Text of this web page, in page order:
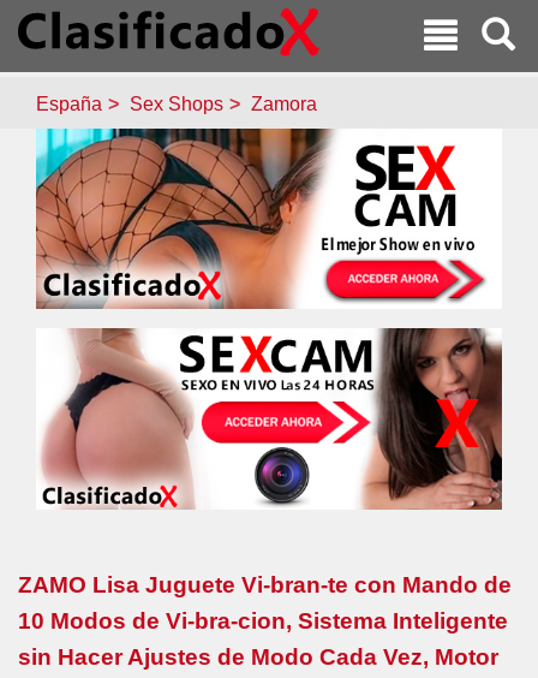
España Sex Shops Zamora
ZAMO Lisa Juguete Vi-bran-te con Mando de
10 Modos de Vi-bra-cion, Sistema Inteligente
sin Hacer Ajustes de Modo Cada Vez, Motor